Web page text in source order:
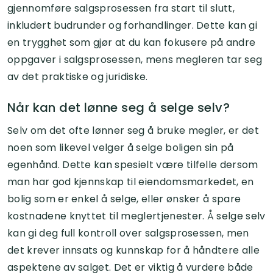
gjennomføre salgsprosessen fra start til slutt,
inkludert budrunder og forhandlinger. Dette kan gi
en trygghet som gjør at du kan fokusere på andre
oppgaver i salgsprosessen, mens megleren tar seg
av det praktiske og juridiske.
Når kan det lønne seg å selge selv?
Selv om det ofte lønner seg å bruke megler, er det
noen som likevel velger å selge boligen sin på
egenhånd. Dette kan spesielt være tilfelle dersom
man har god kjennskap til eiendomsmarkedet, en
bolig som er enkel å selge, eller ønsker å spare
kostnadene knyttet til meglertjenester. Å selge selv
kan gi deg full kontroll over salgsprosessen, men
det krever innsats og kunnskap for å håndtere alle
aspektene av salget. Det er viktig å vurdere både